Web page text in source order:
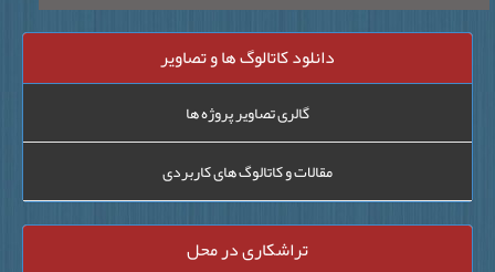
دانلود کاتالوگ ها و تصاویر
گالری تصاویر پروژه ها
مقالات و کاتالوگ های کاربردی
تراشکاری در محل